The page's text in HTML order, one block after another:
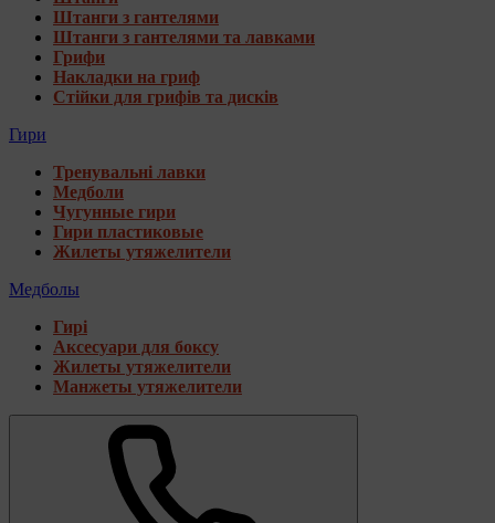
Штанги з гантелями
Штанги з гантелями та лавками
Грифи
Накладки на гриф
Стійки для грифів та дисків
Гири
Тренувальні лавки
Медболи
Чугунные гири
Гири пластиковые
Жилеты утяжелители
Медболы
Гирі
Аксесуари для боксу
Жилеты утяжелители
Манжеты утяжелители